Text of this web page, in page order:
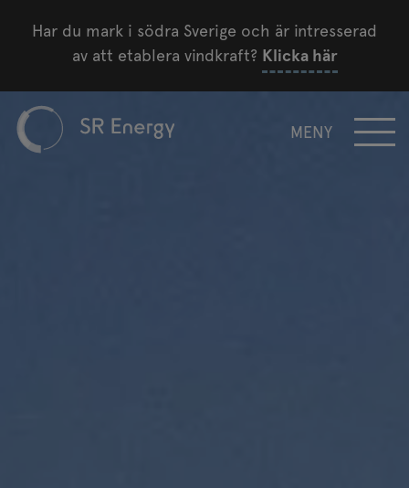
Har du mark i södra Sverige och är intresserad
av att etablera vindkraft? Klicka här
MENY